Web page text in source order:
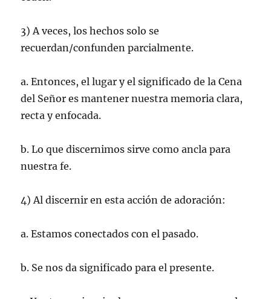
3) A veces, los hechos solo se
recuerdan/confunden parcialmente.
a. Entonces, el lugar y el significado de la Cena
del Señor es mantener nuestra memoria clara,
recta y enfocada.
b. Lo que discernimos sirve como ancla para
nuestra fe.
4) Al discernir en esta acción de adoración:
a. Estamos conectados con el pasado.
b. Se nos da significado para el presente.